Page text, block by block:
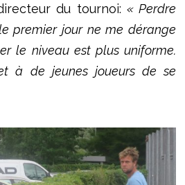
du tournoi: « Perdre
premier jour ne me dérange
le niveau est plus uniforme.
à de jeunes joueurs de se